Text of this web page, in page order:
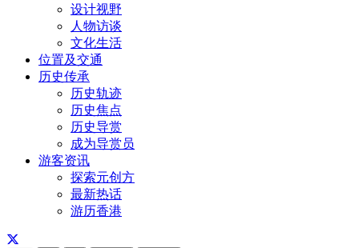
设计视野
人物访谈
文化生活
位置及交通
历史传承
历史轨迹
历史焦点
历史导赏
成为导赏员
游客资讯
探索元创方
最新热话
游历香港